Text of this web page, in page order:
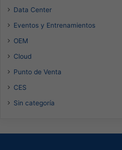
Data Center
Eventos y Entrenamientos
OEM
Cloud
Punto de Venta
CES
Sin categoría